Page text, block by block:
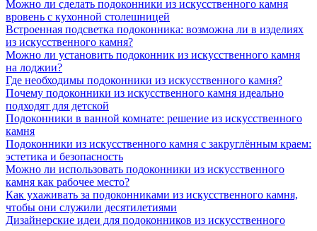
Можно ли сделать подоконники из искусственного камня
вровень с кухонной столешницей
Встроенная подсветка подоконника: возможна ли в изделиях
из искусственного камня?
Можно ли установить подоконник из искусственного камня
на лоджии?
Где необходимы подоконники из искусственного камня?
Почему подоконники из искусственного камня идеально
подходят для детской
Подоконники в ванной комнате: решение из искусственного
камня
Подоконники из искусственного камня с закруглённым краем:
эстетика и безопасность
Можно ли использовать подоконники из искусственного
камня как рабочее место?
Как ухаживать за подоконниками из искусственного камня,
чтобы они служили десятилетиями
Дизайнерские идеи для подоконников из искусственного